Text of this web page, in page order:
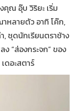
คุณ อุ๊บ วิริยะ เริ่ม
หลายตัว อาทิ โค๊ก,
ชุดนักเรียนตราช้าง
“ส่องกระจก” ของ
ดอะสตาร์